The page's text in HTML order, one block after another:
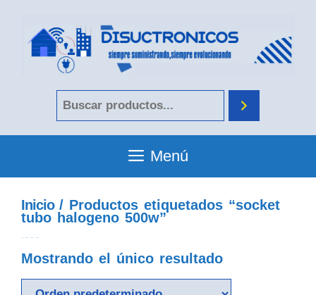
Menú
Inicio/ Productos etiquetados “socket
tubo halogeno 500w”
Mostrando el único resultado